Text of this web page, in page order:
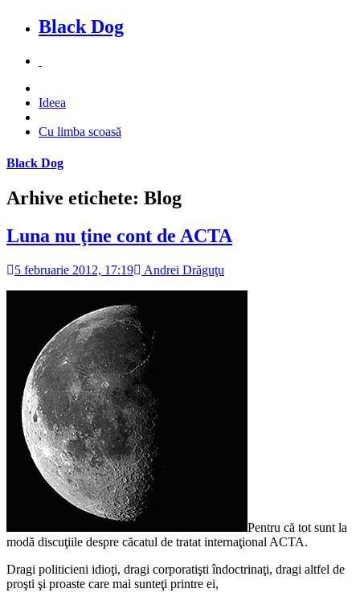
Black Dog
Ideea
Cu limba scoasă
Black Dog
Arhive etichete: Blog
Luna nu ţine cont de ACTA
5 februarie 2012, 17:19 Andrei Drăguţu
Pentru că tot sunt la
modă discuţiile despre căcatul de tratat internaţional ACTA.
Dragi politicieni idioţi, dragi corporatişti îndoctrinaţi, dragi altfel de
proşti şi proaste care mai sunteţi printre ei,